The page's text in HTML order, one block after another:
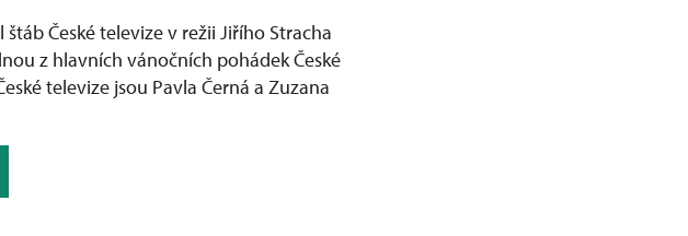
České televize v režii Jiřího Stracha
z hlavních vánočních pohádek České
televize jsou Pavla Černá a Zuzana